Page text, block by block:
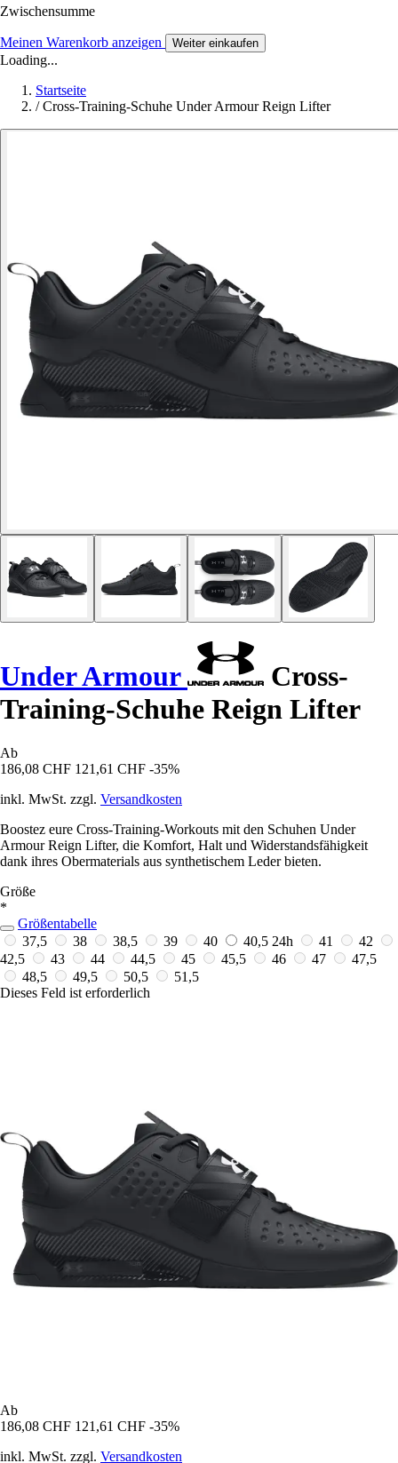
Zwischensumme
Meinen Warenkorb anzeigen Weiter einkaufen
Loading...
Startseite
/ Cross-Training-Schuhe Under Armour Reign Lifter
Under Armour
Cross-
Training-Schuhe Reign Lifter
Ab
186,08 CHF 121,61 CHF -35%
inkl. MwSt. zzgl. Versandkosten
Boostez eure Cross-Training-Workouts mit den Schuhen Under
Armour Reign Lifter, die Komfort, Halt und Widerstandsfähigkeit
dank ihres Obermaterials aus synthetischem Leder bieten.
Größe
*
Größentabelle
37,5
38 38,5 39 40 40,5 24h 41
42
42,5
43 44 44,5 45 45,5 46 47
47,5
48,5
49,5 50,5
51,5
Dieses Feld ist erforderlich
Ab
186,08 CHF 121,61 CHF -35%
inkl. MwSt. zzgl. Versandkosten